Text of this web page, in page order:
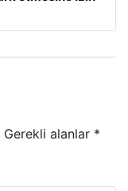
Gerekli alanlar *